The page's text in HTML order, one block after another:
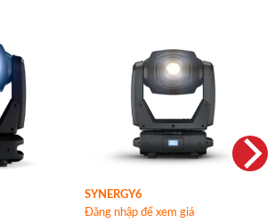
SYNERGY6
Đăng nhập để xem giá